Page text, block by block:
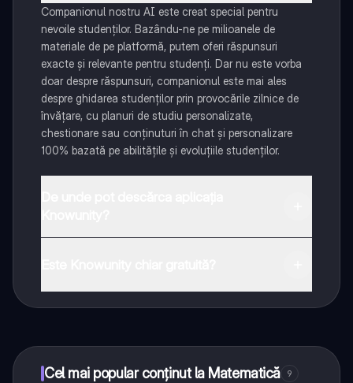
Companionul nostru AI este creat special pentru
nevoile studenților. Bazându-ne pe milioanele de
materiale de pe platformă, putem oferi răspunsuri
exacte și relevante pentru studenți. Dar nu este vorba
doar despre răspunsuri, companionul este mai ales
despre ghidarea studenților prin provocările zilnice de
învățare, cu planuri de studiu personalizate,
chestionare sau conținuturi în chat și personalizare
100% bazată pe abilitățile și evoluțiile studenților.
Cel mai popular conținut la Matematică 9